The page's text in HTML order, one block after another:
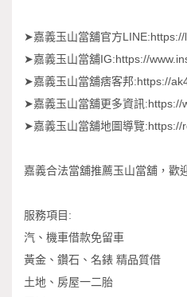
➤嘉義玉山當舖官方
➤嘉義玉山當舖IG:https://
➤嘉義玉山當舖痞客邦:https://
➤嘉義玉山當舖更多資訊:https://
➤嘉義玉山當舖地圖導覽:https://
嘉義合法當舖推薦玉山當舖，歡
服務項目:
汽、機車借款免留車
黃金、鑽石、名錶 精品質借
土地、房屋一二胎